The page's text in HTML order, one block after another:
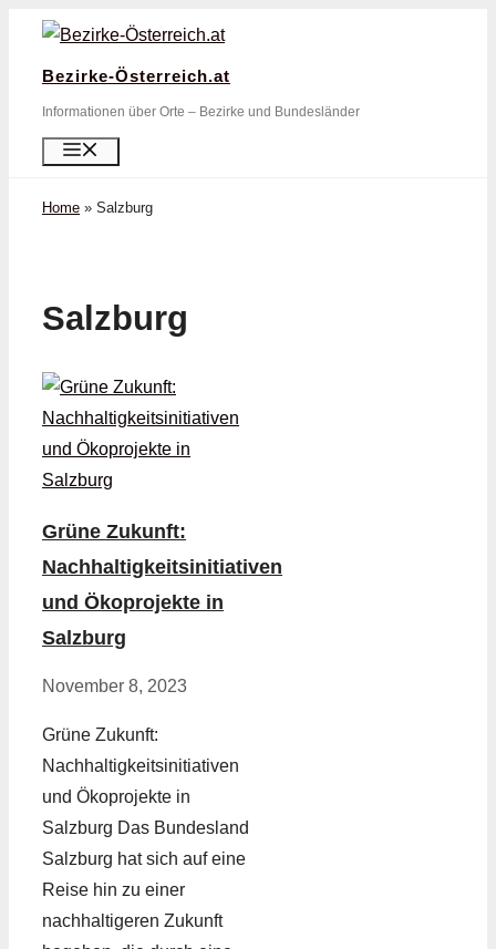
Zum
springen
Bezirke-Österreich.at
Informationen über Orte – Bezirke und Bundesländer
Home » Salzburg
Salzburg
Grüne Zukunft:
Nachhaltigkeitsinitiativen
und Ökoprojekte in
Salzburg
November 8, 2023
Grüne Zukunft:
Nachhaltigkeitsinitiativen
und Ökoprojekte in
Salzburg Das Bundesland
Salzburg hat sich auf eine
Reise hin zu einer
nachhaltigeren Zukunft